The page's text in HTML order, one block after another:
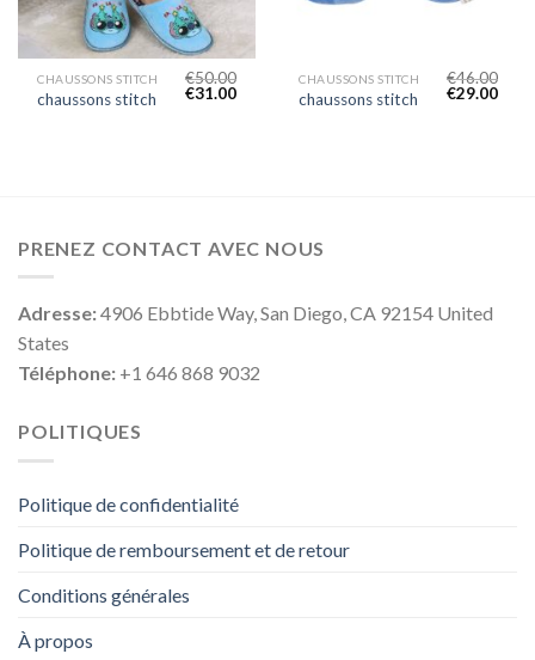
CHAUSSONS STITCH
chaussons stitch
€50.00
€31.00
CHAUSSONS STITCH
chaussons stitch
€46.00
€29.00
PRENEZ CONTACT AVEC NOUS
Adresse:4906 Ebbtide Way, San Diego, CA 92154 United
States
Téléphone: +1 646 868 9032
POLITIQUES
Politique de confidentialité
Politique de remboursement et de retour
Conditions générales
À propos